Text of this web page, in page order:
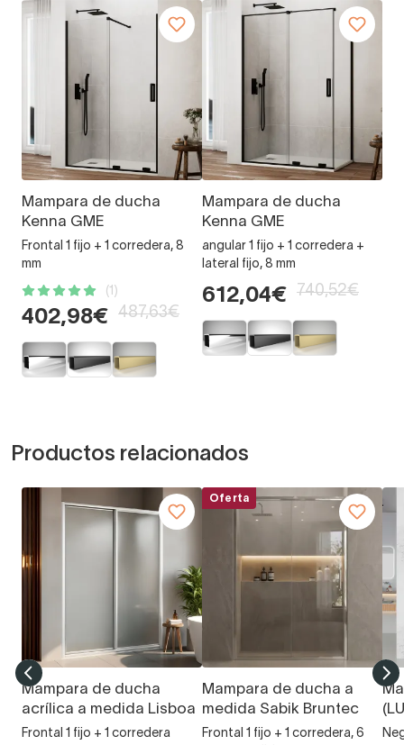
Mampara de ducha
Kenna GME
Frontal 1 fijo + 1 corredera, 8
mm
(1)
402,98€ 487,63€
Mampara de ducha
Kenna GME
angular 1 fijo + 1 corredera +
lateral fijo, 8 mm
612,04€ 740,52€
Productos relacionados
Mampara de ducha
acrílica a medida Lisboa
Frontal 1 fijo + 1 corredera
Oferta
Mampara de ducha a
medida Sabik Bruntec
Frontal 1 fijo + 1 corredera, 6